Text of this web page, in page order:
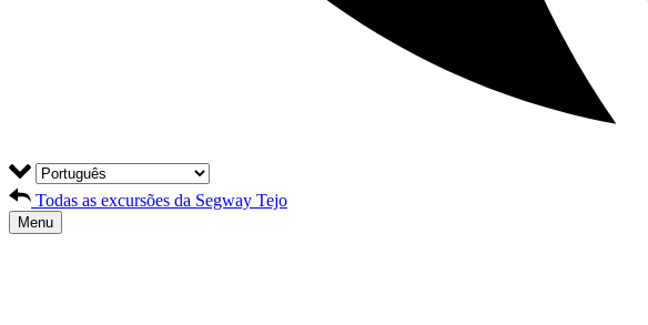
Todas as excursões da Segway Tejo
Menu